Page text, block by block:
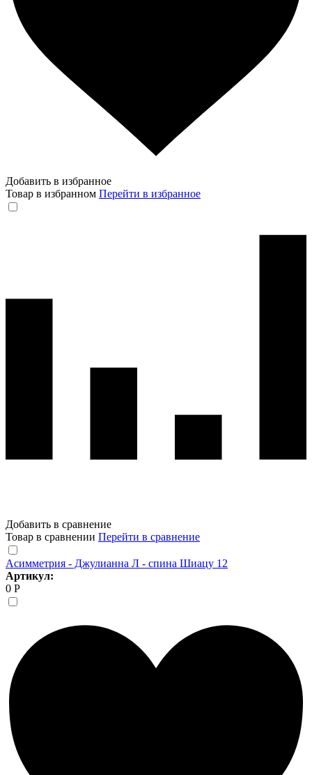
Добавить в избранное
Товар в избранном Перейти в избранное
Добавить в сравнение
Товар в сравнении Перейти в сравнение
Асимметрия - Джулианна Л - спина Шиацу 12
Артикул:
0 Р